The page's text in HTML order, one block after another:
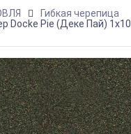
Гибкая черепица
Docke Pie (Деке Пай)